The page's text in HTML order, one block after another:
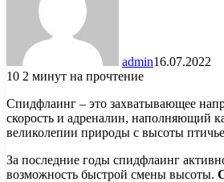
admin16.07.2022
10 2 минут на прочтение
Спидфлаинг – это захватывающее
скорость и адреналин, наполняющий
великолепии природы с высоты
За последние годы спидфлаинг
возможность быстрой смены высоты.